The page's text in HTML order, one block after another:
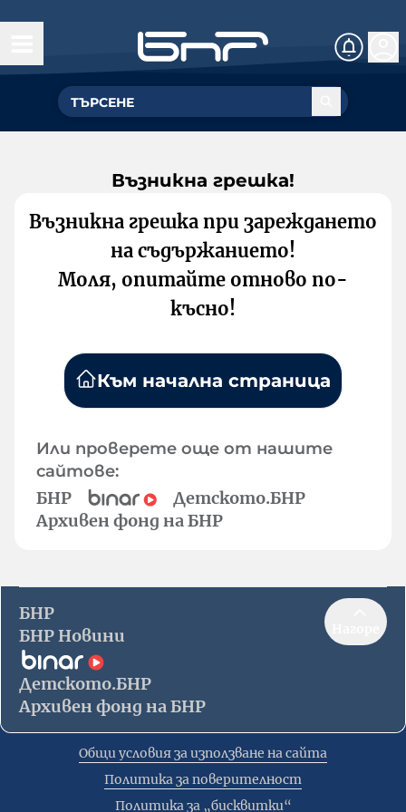
Възникна грешка!
Възникна грешка при зареждането
на съдържанието!
Моля, опитайте отново по-
късно!
Към начална страница
Или проверете още от нашите
сайтове:
БНР
Детското.БНР
Архивен фонд на БНР
БНР
БНР Новини
Детското.БНР
Архивен фонд на БНР
Общи условия за използване на сайта
Политика за поверителност
Политика за „бисквитки“